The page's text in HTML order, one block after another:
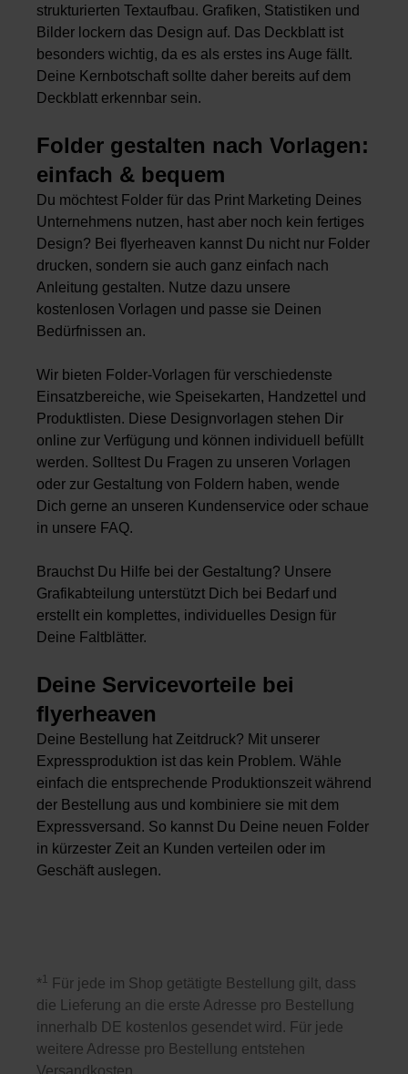
strukturierten Textaufbau. Grafiken, Statistiken und
Bilder lockern das Design auf. Das Deckblatt ist
besonders wichtig, da es als erstes ins Auge fällt.
Deine Kernbotschaft sollte daher bereits auf dem
Deckblatt erkennbar sein.
Folder gestalten nach Vorlagen:
einfach & bequem
Du möchtest Folder für das Print Marketing Deines
Unternehmens nutzen, hast aber noch kein fertiges
Design? Bei flyerheaven kannst Du nicht nur Folder
drucken, sondern sie auch ganz einfach nach
Anleitung gestalten. Nutze dazu unsere
kostenlosen Vorlagen und passe sie Deinen
Bedürfnissen an.
Wir bieten Folder-Vorlagen für verschiedenste
Einsatzbereiche, wie Speisekarten, Handzettel und
Produktlisten. Diese Designvorlagen stehen Dir
online zur Verfügung und können individuell befüllt
werden. Solltest Du Fragen zu unseren Vorlagen
oder zur Gestaltung von Foldern haben, wende
Dich gerne an unseren Kundenservice oder schaue
in unsere FAQ.
Brauchst Du Hilfe bei der Gestaltung? Unsere
Grafikabteilung unterstützt Dich bei Bedarf und
erstellt ein komplettes, individuelles Design für
Deine Faltblätter.
Deine Servicevorteile bei
flyerheaven
Deine Bestellung hat Zeitdruck? Mit unserer
Expressproduktion ist das kein Problem. Wähle
einfach die entsprechende Produktionszeit während
der Bestellung aus und kombiniere sie mit dem
Expressversand. So kannst Du Deine neuen Folder
in kürzester Zeit an Kunden verteilen oder im
Geschäft auslegen.
*1
Für jede im Shop getätigte Bestellung gilt, dass
die Lieferung an die erste Adresse pro Bestellung
innerhalb DE kostenlos gesendet wird. Für jede
weitere Adresse pro Bestellung entstehen
Versandkosten.